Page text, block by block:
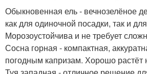
Обыкновенная ель - вечнозелёное
как для одиночной посадки, так и
Морозоустойчива и не требует
Сосна горная - компактная,
погодным капризам. Хорошо растёт